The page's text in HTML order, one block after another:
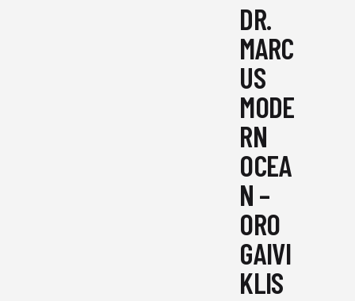
DR.
MARC
US
MODE
RN
OCEA
N –
ORO
GAIVI
KLIS